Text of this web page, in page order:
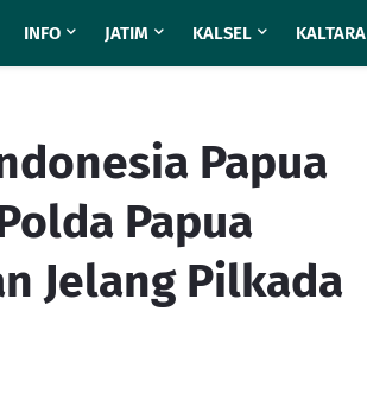
INFO JATIM KALSEL KALTARA
Papua
Papua
Jelang Pilkada